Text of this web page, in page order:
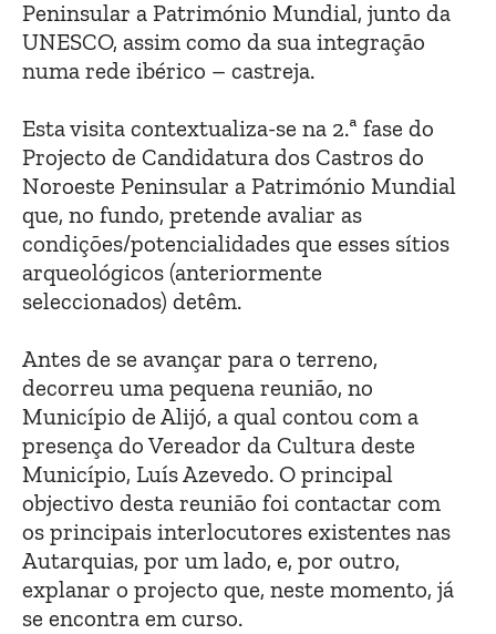
Peninsular a Património Mundial, junto da
UNESCO, assim como da sua integração
numa rede ibérico – castreja.
Esta visita contextualiza-se na 2.ª fase do
Projecto de Candidatura dos Castros do
Noroeste Peninsular a Património Mundial
que, no fundo, pretende avaliar as
condições/potencialidades que esses sítios
arqueológicos (anteriormente
seleccionados) detêm.
Antes de se avançar para o terreno,
decorreu uma pequena reunião, no
Município de Alijó, a qual contou com a
presença do Vereador da Cultura deste
Município, Luís Azevedo. O principal
objectivo desta reunião foi contactar com
os principais interlocutores existentes nas
Autarquias, por um lado, e, por outro,
explanar o projecto que, neste momento, já
se encontra em curso.